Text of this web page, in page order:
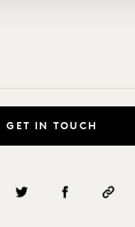
GET IN TOUCH